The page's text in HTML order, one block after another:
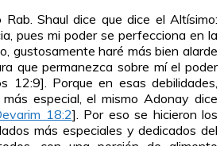
Rab. Shaul dice que dice el Altísimo:
pues mi poder se perfecciona en la
gustosamente haré más bien alarde
que permanezca sobre mí el poder
12:9]. Porque en esas debilidades,
especial, el mismo Adonay dice
18:2]. Por eso se hicieron los
más especiales y dedicados del